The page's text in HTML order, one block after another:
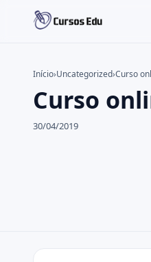
Buscar no site
Início›Uncategorized›Curso
Curso
30/04/2019